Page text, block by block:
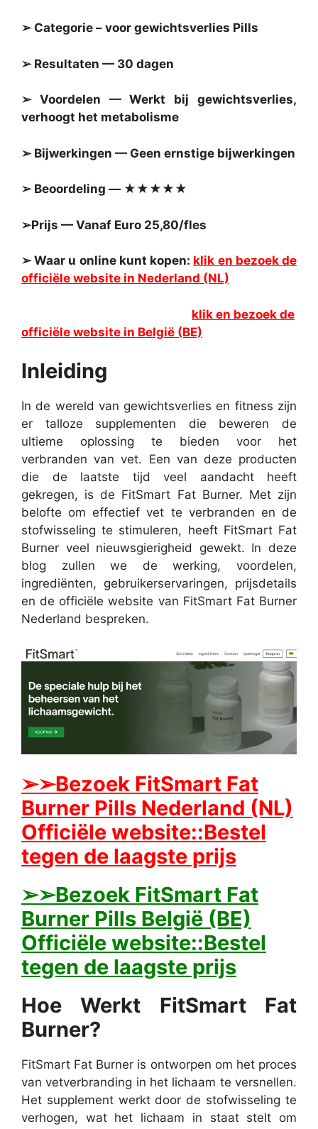
➢ Categorie – voor gewichtsverlies Pills
➢ Resultaten — 30 dagen
➢ Voordelen — Werkt bij gewichtsverlies,
verhoogt het metabolisme
➢ Bijwerkingen — Geen ernstige bijwerkingen
➢ Beoordeling — ★★★★★
➢Prijs — Vanaf Euro 25,80/fles
➢ Waar u online kunt kopen: klik en bezoek de
officiële website in Nederland (NL)
klik en bezoek de
officiële website in België (BE)
Inleiding
In de wereld van gewichtsverlies en fitness zijn
er talloze supplementen die beweren de
ultieme oplossing te bieden voor het
verbranden van vet. Een van deze producten
die de laatste tijd veel aandacht heeft
gekregen, is de FitSmart Fat Burner. Met zijn
belofte om effectief vet te verbranden en de
stofwisseling te stimuleren, heeft FitSmart Fat
Burner veel nieuwsgierigheid gewekt. In deze
blog zullen we de werking, voordelen,
ingrediënten, gebruikerservaringen, prijsdetails
en de officiële website van FitSmart Fat Burner
Nederland bespreken.
➢➢Bezoek FitSmart Fat
Burner Pills Nederland (NL)
Officiële website::Bestel
tegen de laagste prijs
➢➢Bezoek FitSmart Fat
Burner Pills België (BE)
Officiële website::Bestel
tegen de laagste prijs
Hoe Werkt FitSmart Fat
Burner?
FitSmart Fat Burner is ontworpen om het proces
van vetverbranding in het lichaam te versnellen.
Het supplement werkt door de stofwisseling te
verhogen, wat het lichaam in staat stelt om